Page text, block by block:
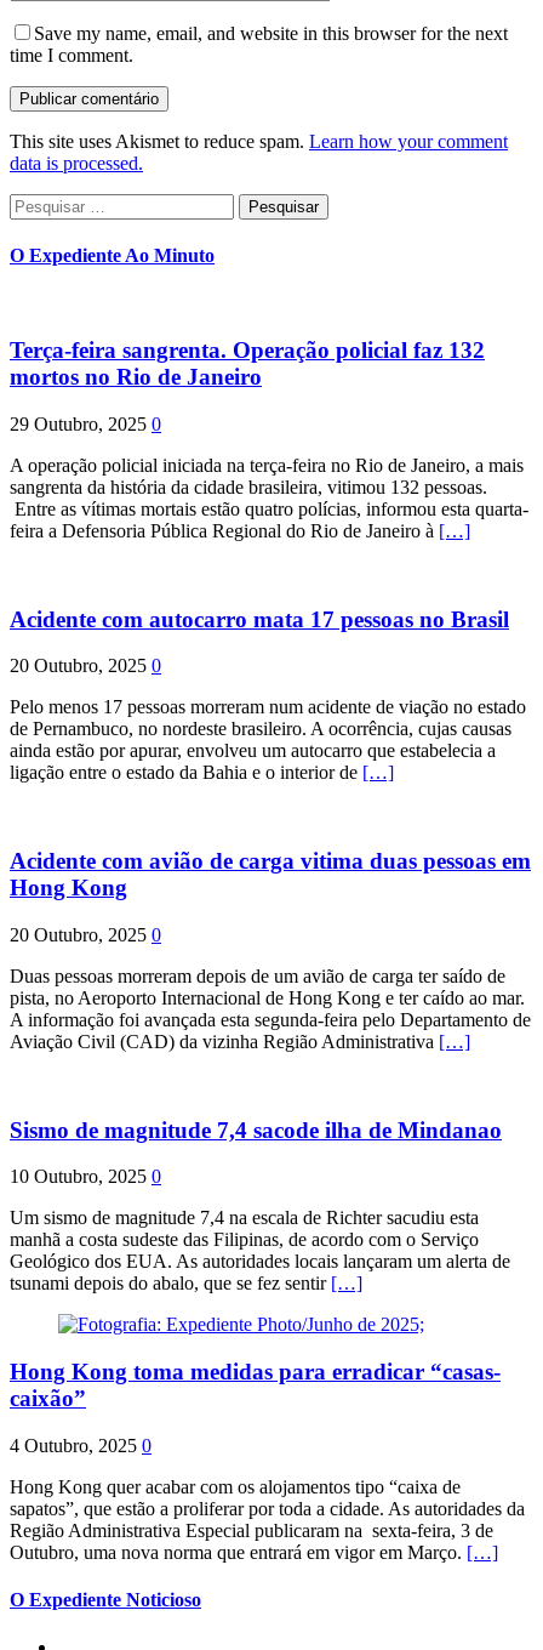
Save my name, email, and website in this browser for the next
time I comment.
This site uses Akismet to reduce spam. Learn how your comment
data is processed.
Pesquisar
por:
O Expediente Ao Minuto
Terça-feira sangrenta. Operação policial faz 132
mortos no Rio de Janeiro
29 Outubro, 2025 0
A operação policial iniciada na terça-feira no Rio de Janeiro, a mais
sangrenta da história da cidade brasileira, vitimou 132 pessoas.
Entre as vítimas mortais estão quatro polícias, informou esta quarta-
feira a Defensoria Pública Regional do Rio de Janeiro à […]
Acidente com autocarro mata 17 pessoas no Brasil
20 Outubro, 2025 0
Pelo menos 17 pessoas morreram num acidente de viação no estado
de Pernambuco, no nordeste brasileiro. A ocorrência, cujas causas
ainda estão por apurar, envolveu um autocarro que estabelecia a
ligação entre o estado da Bahia e o interior de […]
Acidente com avião de carga vitima duas pessoas em
Hong Kong
20 Outubro, 2025 0
Duas pessoas morreram depois de um avião de carga ter saído de
pista, no Aeroporto Internacional de Hong Kong e ter caído ao mar.
A informação foi avançada esta segunda-feira pelo Departamento de
Aviação Civil (CAD) da vizinha Região Administrativa […]
Sismo de magnitude 7,4 sacode ilha de Mindanao
10 Outubro, 2025 0
Um sismo de magnitude 7,4 na escala de Richter sacudiu esta
manhã a costa sudeste das Filipinas, de acordo com o Serviço
Geológico dos EUA. As autoridades locais lançaram um alerta de
tsunami depois do abalo, que se fez sentir […]
Hong Kong toma medidas para erradicar “casas-
caixão”
4 Outubro, 2025 0
Hong Kong quer acabar com os alojamentos tipo “caixa de
sapatos”, que estão a proliferar por toda a cidade. As autoridades da
Região Administrativa Especial publicaram na sexta-feira, 3 de
Outubro, uma nova norma que entrará em vigor em Março. […]
O Expediente Noticioso